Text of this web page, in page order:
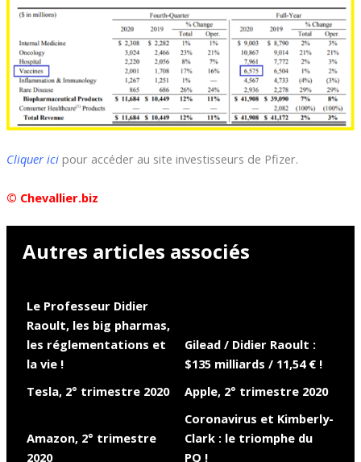
Cliquer ici pour accéder au site investisseurs de Pfizer.
© Chevallier.biz
Autres articles associés
Le Professeur Didier
Raoult, les big pharmas,
les réglementations et
la vie !
Gilead / Didier Raoult :
$135 milliards / 11,54 € !
Tesla, 2° trimestre 2020
Apple, 2° trimestre 2020
Amazon, 2° trimestre
2020
Coronavirus et Kimberly-
Clark : le triomphe du
PQ !